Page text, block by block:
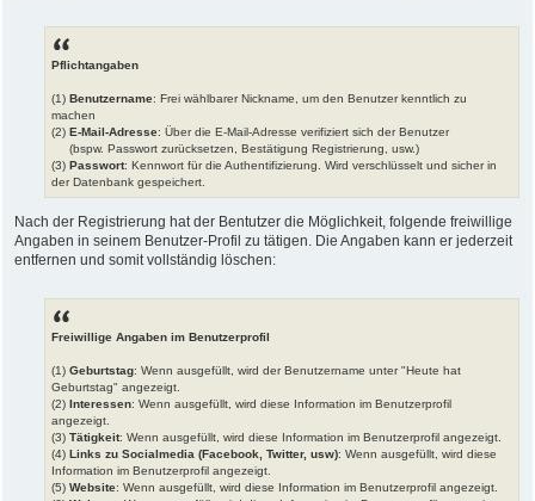
Pflichtangaben
(1) Benutzername: Frei wählbarer Nickname, um den Benutzer kenntlich zu
machen
(2) E-Mail-Adresse: Über die E-Mail-Adresse verifiziert sich der Benutzer
(bspw. Passwort zurücksetzen, Bestätigung Registrierung, usw.)
(3) Passwort: Kennwort für die Authentifizierung. Wird verschlüsselt und sicher in
der Datenbank gespeichert.
Nach der Registrierung hat der Bentutzer die Möglichkeit, folgende freiwillige
Angaben in seinem Benutzer-Profil zu tätigen. Die Angaben kann er jederzeit
entfernen und somit vollständig löschen:
Freiwillige Angaben im Benutzerprofil
(1) Geburtstag: Wenn ausgefüllt, wird der Benutzername unter "Heute hat
Geburtstag" angezeigt.
(2) Interessen: Wenn ausgefüllt, wird diese Information im Benutzerprofil
angezeigt.
(3) Tätigkeit: Wenn ausgefüllt, wird diese Information im Benutzerprofil angezeigt.
(4) Links zu Socialmedia (Facebook, Twitter, usw): Wenn ausgefüllt, wird diese
Information im Benutzerprofil angezeigt.
(5) Website: Wenn ausgefüllt, wird diese Information im Benutzerprofil angezeigt.